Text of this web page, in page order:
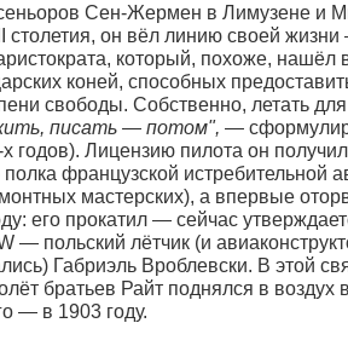
Сен-Жермен в Лимузене и
столетия, он вёл линию своей
который, похоже, нашёл
коней, способных
свободы. Собственно, летать для
писать — потом", —
годов). Лицензию пилота он получил
французской истребительной
мастерских), а впервые
его прокатил — сейчас
польский лётчик (и
Габриэль Вроблевски. В этой
братьев Райт поднялся в воздух
— в 1903 году.